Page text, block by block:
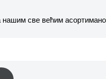
и електронској
нашим све већим